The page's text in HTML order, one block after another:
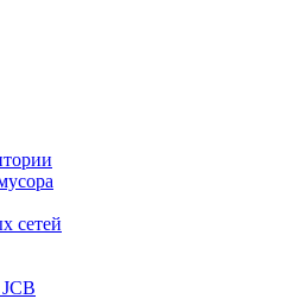
сетей